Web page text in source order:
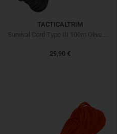
TACTICALTRIM
29,90 €